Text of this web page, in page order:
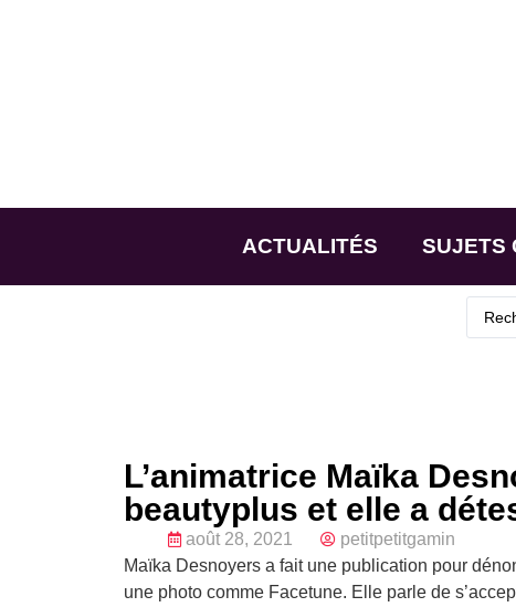
ACTUALITÉS SUJETS
L’animatrice Maïka
beautyplus et elle a
août 28, 2021
petitpetitgamin
Maïka Desnoyers a fait une publication pour
une photo comme Facetune. Elle parle de